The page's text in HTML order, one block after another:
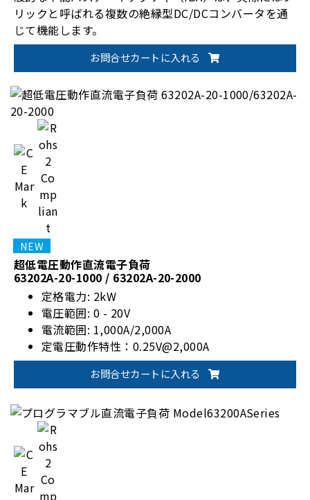
リックと呼ばれる複数の絶縁型DC/DCコンバータを通
じて機能します。
お問合せカートに入れる
超低電圧動作直流電子負荷
63202A-20-1000 / 63202A-20-2000
定格電力: 2kW
電圧範囲: 0 - 20V
電流範囲: 1,000A/2,000A
定電圧動作特性：0.25V@2,000A
定電流CC, 定抵抗CR, 定電圧CV ,定電力CP
お問合せカートに入れる